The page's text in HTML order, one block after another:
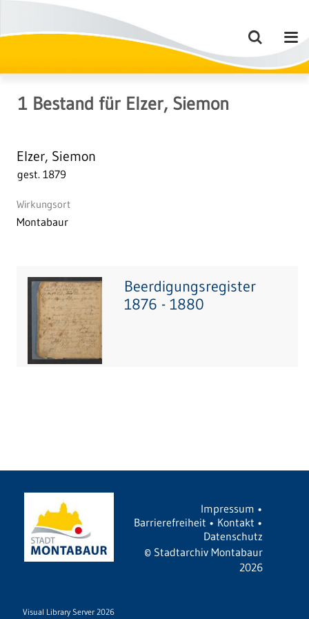
1 Bestand für Elzer, Siemon
Elzer, Siemon
gest. 1879
Wirkungsort
Montabaur
Beerdigungsregister
1876 - 1880
Impressum •
Barrierefreiheit • Kontakt •
Datenschutz
© Stadtarchiv Montabaur
2026
Visual Library Server 2026